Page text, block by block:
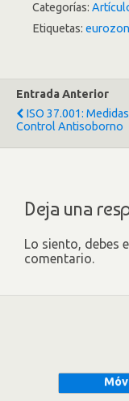
Categorías:
Etiquetas:
Entrada Anterior
ISO 37.001:
Control Antisoborno
Deja una
Lo siento, debes
comentario.